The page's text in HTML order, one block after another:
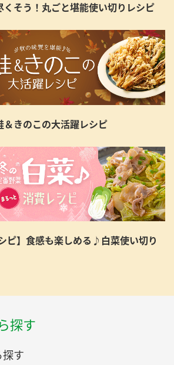
くそう！丸ごと堪能使い切りレシピ
きのこの大活躍レシピ
ピ】食感も楽しめる♪白菜使い切り
探す
探す